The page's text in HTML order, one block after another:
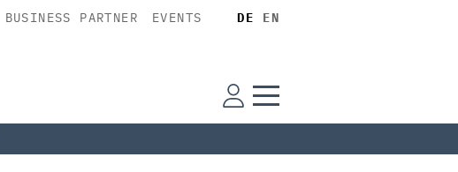
BUSINESS PARTNER EVENTS DE EN